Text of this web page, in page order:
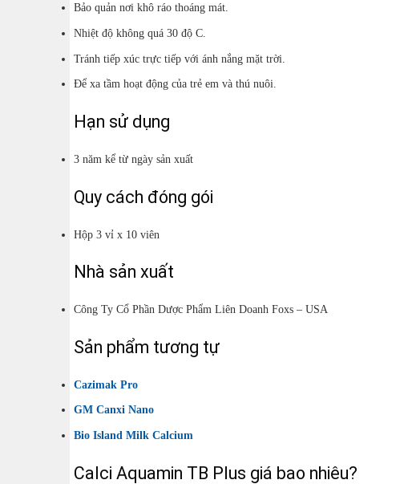
Bảo quản nơi khô ráo thoáng mát.
Nhiệt độ không quá 30 độ C.
Tránh tiếp xúc trực tiếp với ánh nắng mặt trời.
Để xa tầm hoạt động của trẻ em và thú nuôi.
Hạn sử dụng
3 năm kể từ ngày sản xuất
Quy cách đóng gói
Hộp 3 vỉ x 10 viên
Nhà sản xuất
Công Ty Cổ Phần Dược Phẩm Liên Doanh Foxs – USA
Sản phẩm tương tự
Cazimak Pro
GM Canxi Nano
Bio Island Milk Calcium
Calci Aquamin TB Plus giá bao nhiêu?